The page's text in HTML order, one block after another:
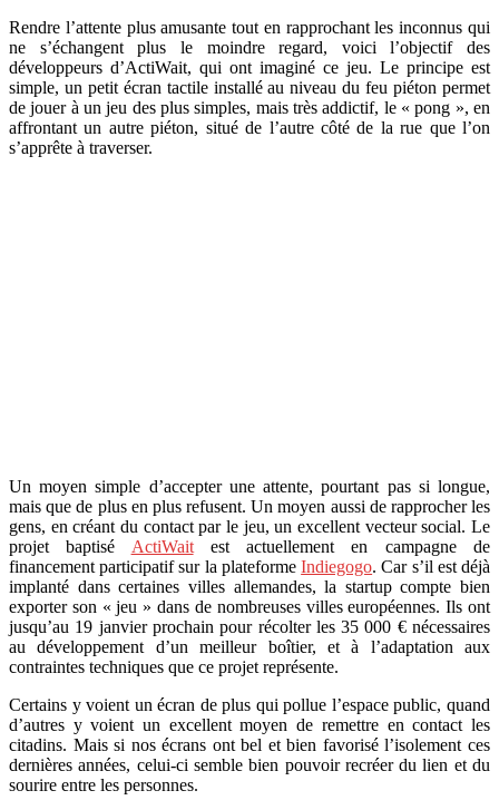
Rendre l’attente plus amusante tout en rapprochant les inconnus qui
ne s’échangent plus le moindre regard, voici l’objectif des
développeurs d’ActiWait, qui ont imaginé ce jeu. Le principe est
simple, un petit écran tactile installé au niveau du feu piéton permet
de jouer à un jeu des plus simples, mais très addictif, le « pong », en
affrontant un autre piéton, situé de l’autre côté de la rue que l’on
s’apprête à traverser.
Un moyen simple d’accepter une attente, pourtant pas si longue,
mais que de plus en plus refusent. Un moyen aussi de rapprocher les
gens, en créant du contact par le jeu, un excellent vecteur social. Le
projet baptisé ActiWaitest actuellement en campagne de
financement participatif sur la plateformeIndiegogo. Car s’il est déjà
implanté dans certaines villes allemandes, la startup compte bien
exporter son « jeu » dans de nombreuses villes européennes. Ils ont
jusqu’au 19 janvier prochain pour récolter les 35 000 € nécessaires
au développement d’un meilleur boîtier, et à l’adaptation aux
contraintes techniques que ce projet représente.
Certains y voient un écran de plus qui pollue l’espace public, quand
d’autres y voient un excellent moyen de remettre en contact les
citadins. Mais si nos écrans ont bel et bien favorisé l’isolement ces
dernières années, celui-ci semble bien pouvoir recréer du lien et du
sourire entre les personnes.